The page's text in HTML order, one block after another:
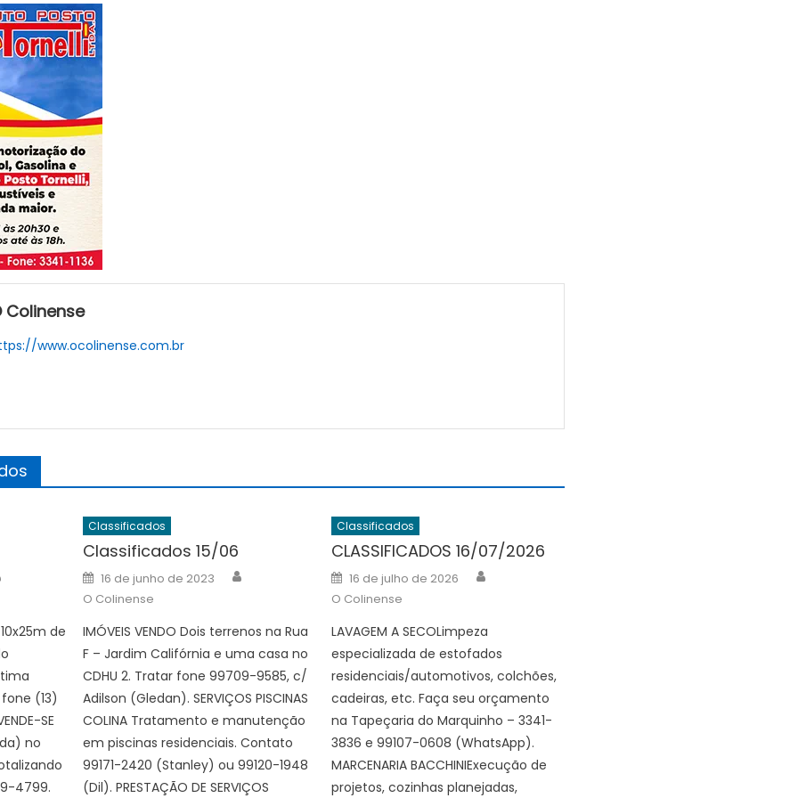
Colinense
www.ocolinense.com.br
de
(13)
SE
no
4799.
Classificados
Classificados 15/06
Posted
on
16 de junho de 2023
O Colinense
IMÓVEIS VENDO Dois terrenos na Rua
F – Jardim Califórnia e uma casa no
CDHU 2. Tratar fone 99709-9585, c/
Adilson (Gledan). SERVIÇOS PISCINAS
COLINA Tratamento e manutenção
em piscinas residenciais. Contato
99171-2420 (Stanley) ou 99120-1948
(Dil). PRESTAÇÃO DE SERVIÇOS
Classificados
CLASSIFICADOS 16/07/2026
Posted
on
16 de julho de 2026
O Colinense
LAVAGEM A SECOLimpeza
especializada de estofados
residenciais/automotivos, colchões,
cadeiras, etc. Faça seu orçamento
na Tapeçaria do Marquinho – 3341-
3836 e 99107-0608 (WhatsApp).
MARCENARIA BACCHINIExecução de
projetos, cozinhas planejadas,